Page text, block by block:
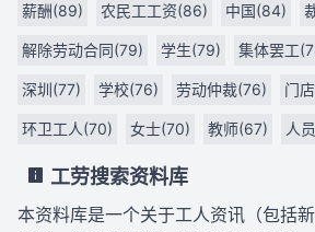
薪酬(89) 农民工工资(86) 中国(84)
解除劳动合同(79) 学生(79) 集体罢工
深圳(77) 学校(76) 劳动仲裁(76) 门
环卫工人(70) 女士(70) 教师(67) 人
工劳搜索资料库
本资料库是一个关于工人资讯（包括